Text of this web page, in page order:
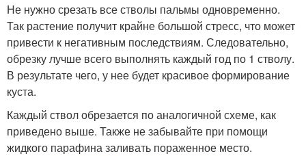
Не нужно срезать все стволы пальмы одновременно.
Так растение получит крайне большой стресс, что может
привести к негативным последствиям. Следовательно,
обрезку лучше всего выполнять каждый год по 1 стволу.
В результате чего, у нее будет красивое формирование
куста.
Каждый ствол обрезается по аналогичной схеме, как
приведено выше. Также не забывайте при помощи
жидкого парафина заливать пораженное место.